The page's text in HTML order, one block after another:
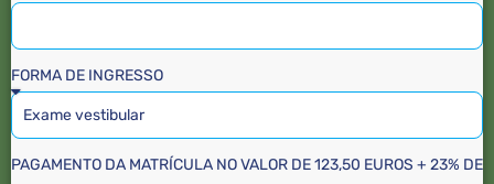
FORMA DE INGRESSO
PAGAMENTO DA MATRÍCULA NO VALOR DE 123,50 EUROS + 23% DE